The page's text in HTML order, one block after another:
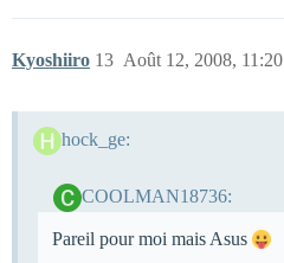
Kyoshiiro Août 12, 2008, 11:20
13
hock_ge:
COOLMAN18736:
Pareil pour moi mais Asus